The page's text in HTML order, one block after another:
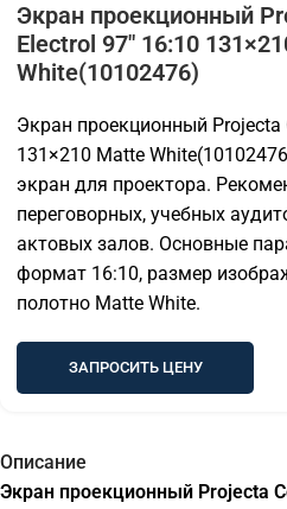
Экран проекционный
Electrol 97″ 16:10
White(10102476)
Экран проекционный Projecta
131×210 Matte
экран для проектора.
переговорных, учебных
актовых залов. Основные
формат 16:10, размер
полотно Matte White.
ЗАПРОСИТЬ ЦЕНУ
Описание
Экран проекционный Projecta